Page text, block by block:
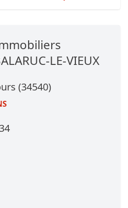
LE-VIEUX
(34540)